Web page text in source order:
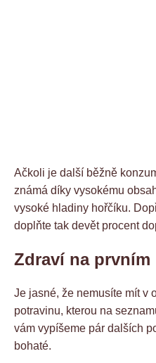
Ačkoli je další běžně
známá díky vysokému
vysoké hladiny hořčíku.
doplňte tak devět procent
Zdraví na prvním
Je jasné, že nemusíte mít v
potravinu, kterou na
vám vypíšeme pár dalších
bohaté.